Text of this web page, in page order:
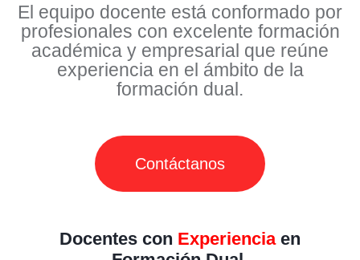
El equipo docente está conformado por
profesionales con excelente formación
académica y empresarial que reúne
experiencia en el ámbito de la
formación dual.
Contáctanos
Docentes con Experienciaen